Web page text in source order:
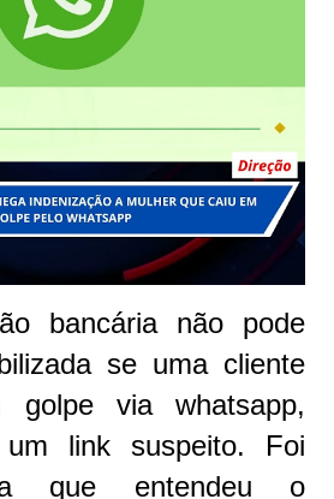
bancária não pode
se uma cliente
via whatsapp,
link suspeito. Foi
que entendeu o